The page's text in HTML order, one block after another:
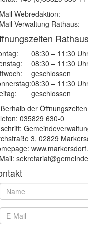
Webredaktion:
Verwaltung Rathaus:
08:30 – 11:30
08:30 – 11:30
geschlossen
08:30 – 11:30
geschlossen
der
035829 630-0
3, 02829